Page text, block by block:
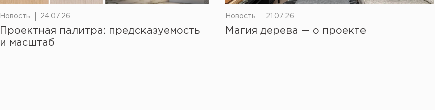
Новость 24.07.26
Проектная палитра: предсказуемость
и масштаб
Новость 21.07.26
Магия дерева — о проекте